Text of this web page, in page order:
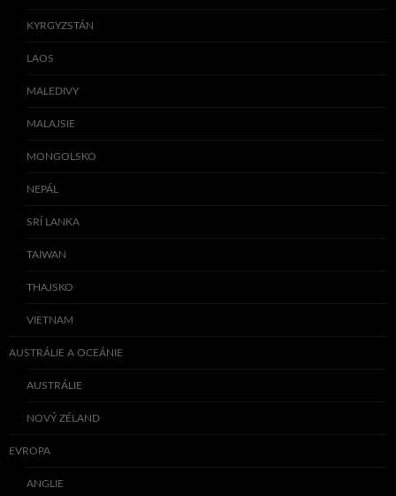
KYRGYZSTÁN
LAOS
MALEDIVY
MALAJSIE
MONGOLSKO
NEPÁL
SRÍ LANKA
TAIWAN
THAJSKO
VIETNAM
AUSTRÁLIE A OCEÁNIE
AUSTRÁLIE
NOVÝ ZÉLAND
EVROPA
ANGLIE